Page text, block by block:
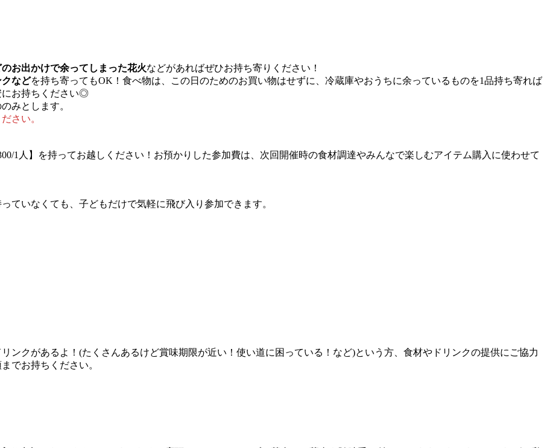
お出かけで余ってしまった花火などがあればぜひお持ち寄りください！
などを持ち寄ってもOK！食べ物は、この日のためのお買い物はせずに、冷蔵庫やおうちに余っているものを1品持ち寄れば
にお持ちください◎
みとします。
さい。
1人】を持ってお越しください！お預かりした参加費は、次回開催時の食材調達やみんなで楽しむアイテム購入に使わせて
ていなくても、子どもだけで気軽に飛び入り参加できます。
ンクがあるよ！(たくさんあるけど賞味期限が近い！使い道に困っている！など)という方、食材やドリンクの提供にご協力
でお持ちください。